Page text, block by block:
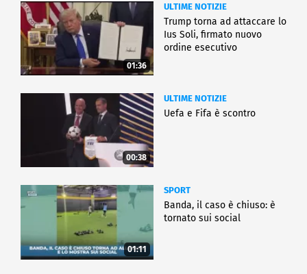
01:36
ULTIME NOTIZIE
Trump torna ad attaccare lo
Ius Soli, firmato nuovo
ordine esecutivo
00:38
ULTIME NOTIZIE
Uefa e Fifa è scontro
01:11
SPORT
Banda, il caso è chiuso: è
tornato sui social